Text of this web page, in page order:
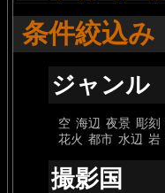
条件絞込み
ジャンル
空 海辺 夜景 彫刻
花火 都市 水辺 岩
撮影国